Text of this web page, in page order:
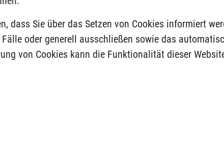
dass Sie über das Setzen von Cookies informiert
oder generell ausschließen sowie das
von Cookies kann die Funktionalität dieser